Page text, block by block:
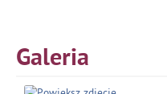
Galeria